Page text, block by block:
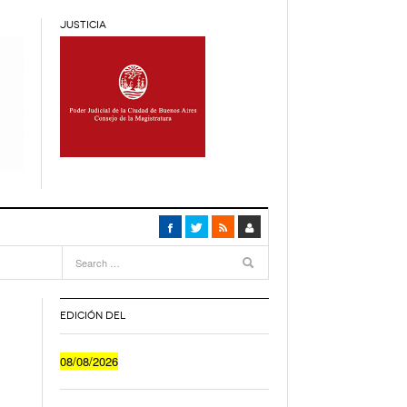
JUSTICIA
- 5
EDICIÓN DEL
08/08/2026